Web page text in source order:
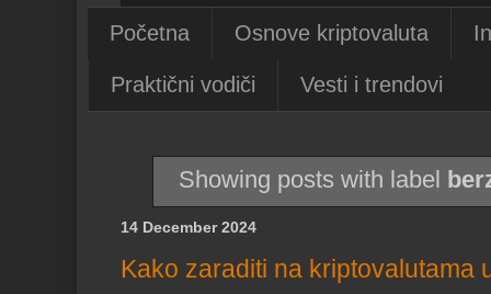
Početna Osnove kriptovaluta
Praktični vodiči Vesti i trendovi
Showing posts with label
14 December 2024
Kako zaraditi na kriptovalutama